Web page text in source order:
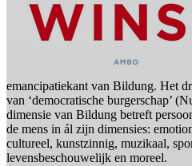
emancipatiekant van Bildung. Het
van ‘democratische burgerschap’
dimensie van Bildung betreft
de mens in ál zijn dimensies:
cultureel, kunstzinnig, muzikaal,
levensbeschouwelijk en moreel.